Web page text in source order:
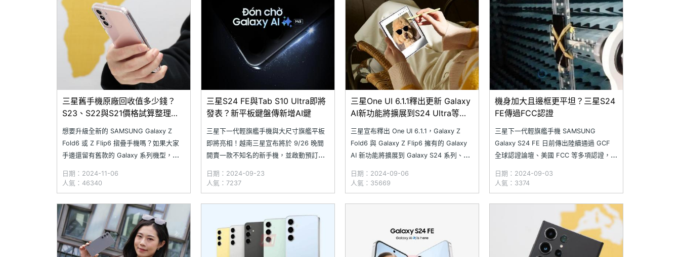
三星舊手機原廠回收值多少錢？
S23、S22與S21價格試算整理
想要升級全新的 SAMSUNG Galaxy Z
Fold6 或 Z Flip6 摺疊手機嗎？如果大家
手邊還留有舊款的 Galaxy 系列機型，推
收試算服務，經由這項服務，各位不僅能
用舊機折抵新機消費，還能享有額外回收
折扣。今天小編就以
日期：2024-11-06
人氣：46340
三星S24 FE與Tab S10 Ultra即將
發表？新平板鍵盤傳新增AI鍵
三星下一代輕旗艦手機與大尺寸旗艦平板
即將亮相！越南三星宣布將於 9/26 晚間
開賣一款不知名的新手機，並啟動預訂活
支援 Galaxy AI 功能，傳聞新款產品就是
SAMSUNG Galaxy S24 FE。另外，印度
三星近日也啟動新平板預訂事宜，活動時
日期：2024-09-23
人氣：7237
三星One UI 6.1.1釋出更新 Galaxy
AI新功能將擴展到S24 Ultra等機
三星宣布釋出 One UI 6.1.1，Galaxy Z
Fold6 與 Galaxy Z Flip6 擁有的 Galaxy
AI 新功能將擴展到 Galaxy S24 系列、
Galaxy Z Fold5、Galaxy&nb
日期：2024-09-06
人氣：35669
機身加大且邊框更平坦？三星S24
FE傳過FCC認證
三星下一代輕旗艦手機 SAMSUNG
Galaxy S24 FE 日前傳出陸續通過 GCF
全球認證論壇、美國 FCC 等多項認證，其
際市場的版本。近日，美國 FCC 認證資料
庫出現相近型號「SM-S721U / SM-
S721U1」，預估是美國版的 S
日期：2024-09-03
人氣：3374